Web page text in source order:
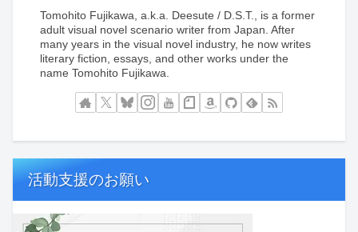
Tomohito Fujikawa, a.k.a. Deesute / D.S.T., is a former
adult visual novel scenario writer from Japan. After
many years in the visual novel industry, he now writes
literary fiction, essays, and other works under the
name Tomohito Fujikawa.
活動支援のお願い